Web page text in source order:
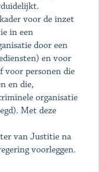
voor de inzet
in een
door een
en voor
voor personen die
en die,
organisatie
Met deze
van Justitie na
voorleggen.